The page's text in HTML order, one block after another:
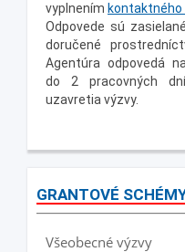
vyplnením
Odpovede sú
doručené
Agentúra odpovedá
do 2 pracovných
uzavretia výzvy.
GRANTOVÉ
Všeobecné výzvy